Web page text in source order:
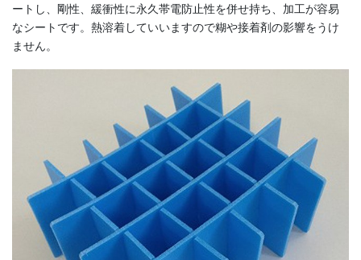
ートし、剛性、緩衝性に永久帯電防止性を併せ持ち、加工が容易
なシートです。熱溶着していいますので糊や接着剤の影響をうけ
ません。